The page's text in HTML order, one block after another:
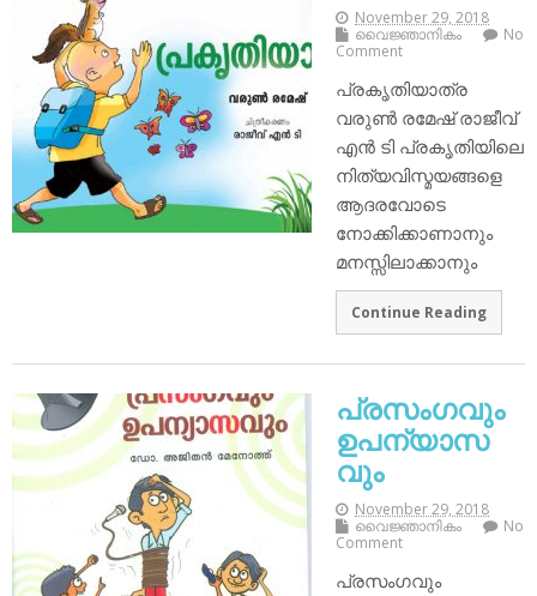
November 29, 2018
വൈജ്ഞാനികം
No
Comment
പ്രകൃതിയാത്ര
വരുൺ രമേഷ് രാജീവ്
എൻ ടി പ്രകൃതിയിലെ
നിത്യവിസ്മയങ്ങളെ
ആദരവോടെ
നോക്കിക്കാണാനും
മനസ്സിലാക്കാനും
Continue Reading
പ്രസംഗവും
ഉപന്യാസ
വും
November 29, 2018
വൈജ്ഞാനികം
No
Comment
പ്രസംഗവും